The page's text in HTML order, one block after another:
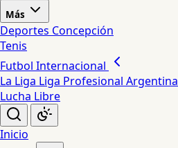
Más
Deportes Concepción
Tenis
Futbol Internacional
La Liga Liga Profesional Argentina
Lucha Libre
Inicio